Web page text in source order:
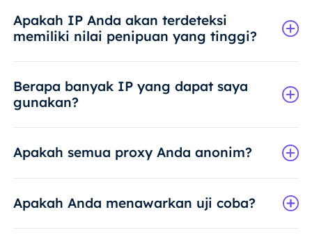
Apakah IP Anda akan terdeteksi
memiliki nilai penipuan yang tinggi?
Berapa banyak IP yang dapat saya
gunakan?
Apakah semua proxy Anda anonim?
Apakah Anda menawarkan uji coba?